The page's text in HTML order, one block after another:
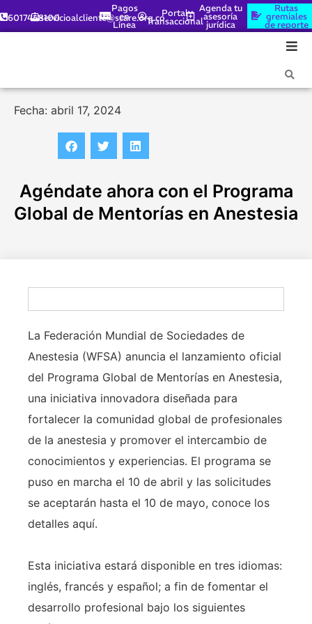
6017448100servicioalcliente@scare.org.co
Pagos
en
Línea
Portal
Transaccional
Agenda tu
asesoría
jurídica
Rutas
gremiales
de reporte
Fecha: abril 17, 2024
Agéndate ahora con el Programa
Global de Mentorías en Anestesia
La Federación Mundial de Sociedades de
Anestesia (WFSA) anuncia el lanzamiento oficial
del Programa Global de Mentorías en Anestesia,
una iniciativa innovadora diseñada para
fortalecer la comunidad global de profesionales
de la anestesia y promover el intercambio de
conocimientos y experiencias. El programa se
puso en marcha el 10 de abril y las solicitudes
se aceptarán hasta el 10 de mayo, conoce los
detalles aquí.
Esta iniciativa estará disponible en tres idiomas:
inglés, francés y español; a fin de fomentar el
desarrollo profesional bajo los siguientes